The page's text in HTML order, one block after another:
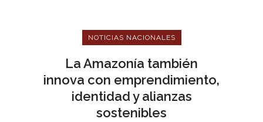
NOTICIAS NACIONALES
La Amazonía también
innova con emprendimiento,
identidad y alianzas
sostenibles